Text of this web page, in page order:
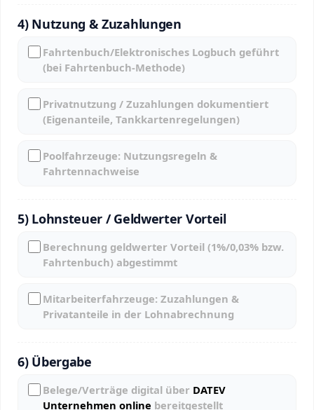
4) Nutzung & Zuzahlungen
Fahrtenbuch/Elektronisches Logbuch geführt
(bei Fahrtenbuch-Methode)
Privatnutzung / Zuzahlungen dokumentiert
(Eigenanteile, Tankkartenregelungen)
Poolfahrzeuge: Nutzungsregeln &
Fahrtennachweise
5) Lohnsteuer / Geldwerter Vorteil
Berechnung geldwerter Vorteil (1%/0,03% bzw.
Fahrtenbuch) abgestimmt
Mitarbeiterfahrzeuge: Zuzahlungen &
Privatanteile in der Lohnabrechnung
6) Übergabe
Belege/Verträge digital über DATEV
Unternehmen online bereitgestellt